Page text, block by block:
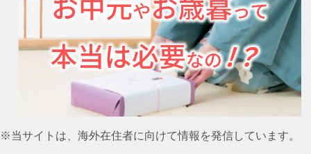
※当サイトは、海外在住者に向けて情報を発信しています。